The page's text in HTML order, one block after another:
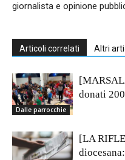
giornalista e opinione
Articoli correlati Altri
Dalle parrocchie
donati
[LA